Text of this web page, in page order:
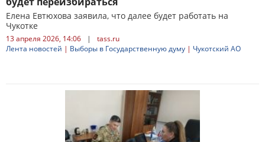
Елена Евтюхова заявила, что далее будет работать на
Чукотке
13 апреля 2026, 14:06 |
tass.ru
Лента новостей | Выборы в Государственную думу | Чукотский АО